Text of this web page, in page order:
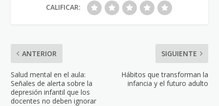
CALIFICAR:
ANTERIOR
Salud mental en el aula:
Señales de alerta sobre la
depresión infantil que los
docentes no deben ignorar
SIGUIENTE
Hábitos que transforman la
infancia y el futuro adulto